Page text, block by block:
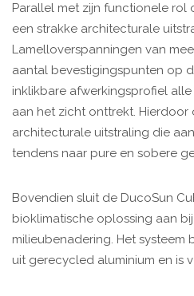
Parallel met zijn functionele rol
een strakke architecturale
Lamelloverspanningen van
aantal bevestigingspunten op
inklikbare afwerkingsprofiel
aan het zicht onttrekt. Hierdoor
architecturale uitstraling die
tendens naar pure en sobere
Bovendien sluit de DucoSun
bioklimatische oplossing aan
milieubenadering. Het systeem
uit gerecycled aluminium en is